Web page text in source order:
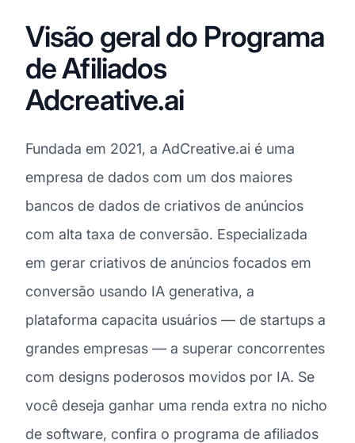
Visão geral do Programa
de Afiliados
Adcreative.ai
Fundada em 2021, a AdCreative.ai é uma
empresa de dados com um dos maiores
bancos de dados de criativos de anúncios
com alta taxa de conversão. Especializada
em gerar criativos de anúncios focados em
conversão usando IA generativa, a
plataforma capacita usuários — de startups a
grandes empresas — a superar concorrentes
com designs poderosos movidos por IA. Se
você deseja ganhar uma renda extra no nicho
de software, confira o programa de afiliados